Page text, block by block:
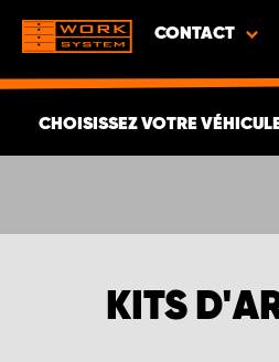
CONTACT
CHOISISSEZ VOTRE
KITS